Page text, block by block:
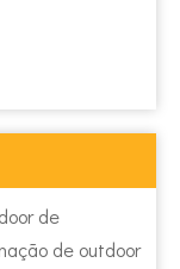
de
de outdoor